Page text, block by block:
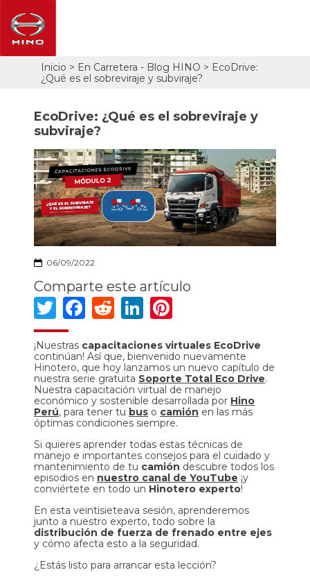
contenido
Sobrescribir
enlaces
ayuda
a
la
navegación
Inicio En Carretera - Blog HINO
EcoDrive:
¿Qué es el sobreviraje y subviraje?
EcoDrive: ¿Qué es el sobreviraje y
subviraje?
06/09/2022
Comparte este artículo
Twitter
Facebook
RedditLinkedIn
¡Nuestras capacitaciones virtuales EcoDrive
continúan! Así que, bienvenido nuevamente
Hinotero, que hoy lanzamos un nuevo capítulo de
nuestra serie gratuita Soporte Total Eco Drive.
Nuestra capacitación virtual de manejo
económico y sostenible desarrollada por Hino
Perú, para tener tu bus o camión en las más
óptimas condiciones siempre.
Si quieres aprender todas estas técnicas de
manejo e importantes consejos para el cuidado y
mantenimiento de tu camión descubre todos los
episodios en nuestro canal de YouTube ¡y
conviértete en todo un Hinotero experto!
En esta veintisieteava sesión, aprenderemos
junto a nuestro experto, todo sobre la
distribución de fuerza de frenado entre ejes
y cómo afecta esto a la seguridad.
¿Estás listo para arrancar esta lección?